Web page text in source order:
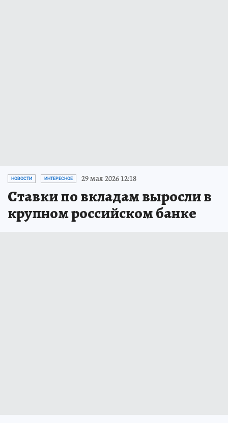
НОВОСТИ ИНТЕРЕСНОЕ 29 мая 2026 12:18
Ставки по вкладам выросли в
крупном российском банке